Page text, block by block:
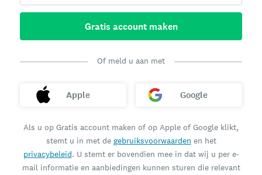
Gratis account maken
Of meld u aan met
Apple Google
Als u op Gratis account maken of op Apple of Google klikt,
stemt u in met de gebruiksvoorwaarden en het
privacybeleid. U stemt er bovendien mee in dat wij u per e-
mail informatie en aanbiedingen kunnen sturen die relevant